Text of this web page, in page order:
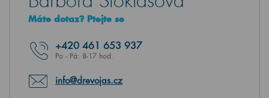
Máte dotaz? Ptejte se
+420 461 653 937
Po - Pá: 8-17 hod.
info@drevojas.cz